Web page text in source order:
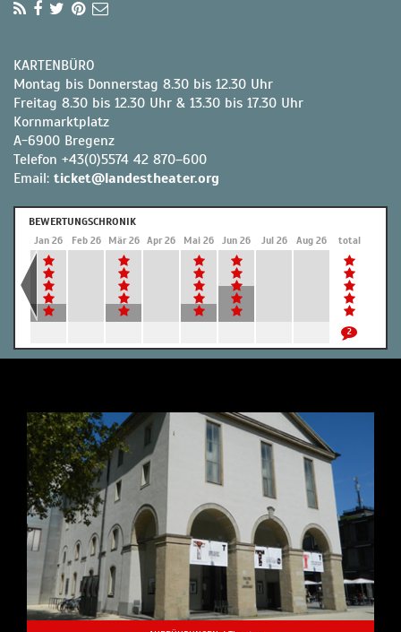
KARTENBÜRO
Montag bis Donnerstag 8.30 bis 12.30 Uhr
Freitag 8.30 bis 12.30 Uhr & 13.30 bis 17.30 Uhr
Kornmarktplatz
A-6900 Bregenz
Telefon +43(0)5574 42 870–600
Email: ticket@landestheater.org
BEWERTUNGSCHRONIK
Jan 26 Feb 26 Mär 26 Apr 26 Mai 26 Jun 26 Jul 26 Aug 26 total
2